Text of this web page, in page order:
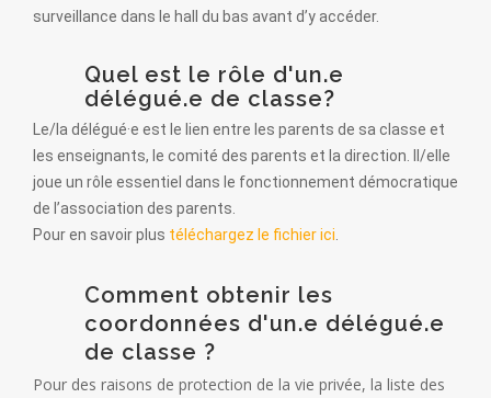
surveillance dans le hall du bas avant d’y accéder.
Quel est le rôle d'un.e
délégué.e de classe?
Le/la délégué·e est le lien entre les parents de sa classe et
les enseignants, le comité des parents et la direction. Il/elle
joue un rôle essentiel dans le fonctionnement démocratique
de l’association des parents.
Pour en savoir plus téléchargez le fichier ici
Comment obtenir les
coordonnées d'un.e délégué.e
de classe ?
Pour des raisons de protection de la vie privée, la liste des